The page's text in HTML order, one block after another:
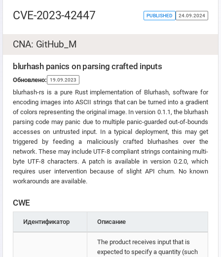
CVE-2023-42447 PUBLISHED 24.09.2024
CNA: GitHub_M
blurhash panics on parsing crafted inputs
Обновлено: 19.09.2023
blurhash-rs is a pure Rust implementation of Blurhash, software for
encoding images into ASCII strings that can be turned into a gradient
of colors representing the original image. In version 0.1.1, the blurhash
parsing code may panic due to multiple panic-guarded out-of-bounds
accesses on untrusted input. In a typical deployment, this may get
triggered by feeding a maliciously crafted blurhashes over the
network. These may include UTF-8 compliant strings containing multi-
byte UTF-8 characters. A patch is available in version 0.2.0, which
requires user intervention because of slight API churn. No known
workarounds are available.
CWE
Идентификатор Описание
The product receives input that is
expected to specify a quantity (such